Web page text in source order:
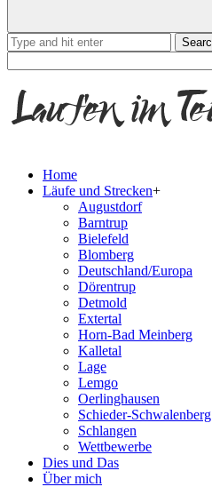
Search
for:
Home
Läufe und Strecken+
Augustdorf
Barntrup
Bielefeld
Blomberg
Deutschland/Europa
Dörentrup
Detmold
Extertal
Horn-Bad Meinberg
Kalletal
Lage
Lemgo
Oerlinghausen
Schieder-Schwalenberg
Schlangen
Wettbewerbe
Dies und Das
Über mich